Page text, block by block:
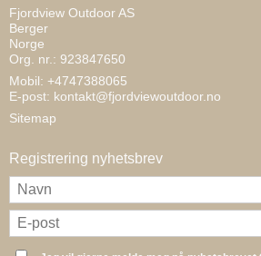
Fjordview Outdoor AS
Berger
Norge
Org. nr.: 923847650
Mobil: +4747388065
E-post: kontakt@fjordviewoutdoor.no
Sitemap
Registrering nyhetsbrev